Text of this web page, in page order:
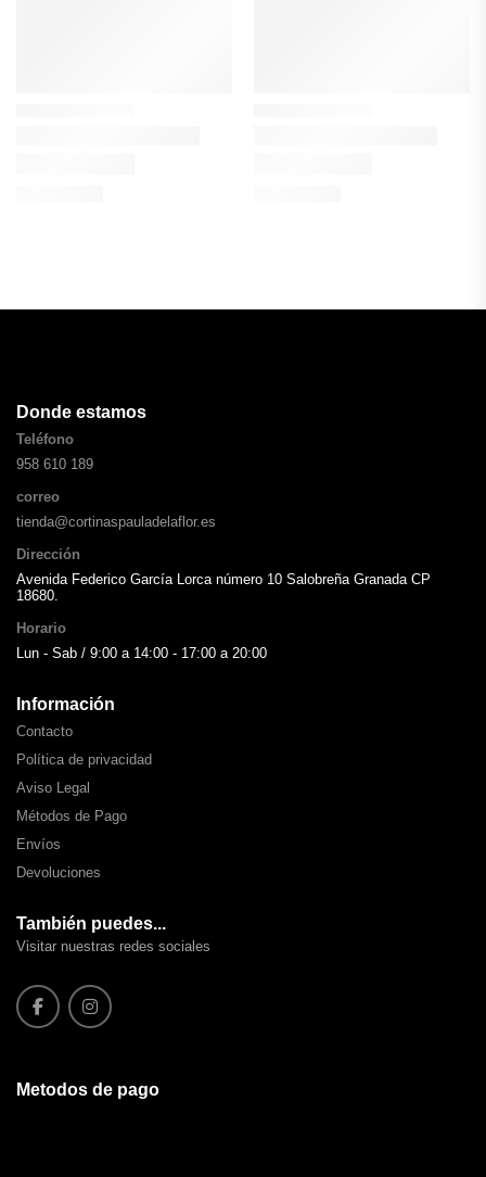
Donde estamos
Teléfono
958 610 189
correo
tienda@cortinaspauladelaflor.es
Dirección
Avenida Federico García Lorca número 10 Salobreña Granada CP
18680.
Horario
Lun - Sab / 9:00 a 14:00 - 17:00 a 20:00
Información
Contacto
Política de privacidad
Aviso Legal
Métodos de Pago
Envíos
Devoluciones
También puedes...
Visitar nuestras redes sociales
Metodos de pago